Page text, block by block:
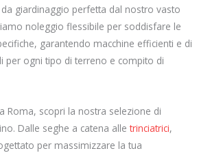
da giardinaggio perfetta dal nostro vasto
noleggio flessibile per soddisfare le
garantendo macchine efficienti e di
per ogni tipo di terreno e compito di
Roma, scopri la nostra selezione di
Dalle seghe a catena alletrinciatrici,
per massimizzare la tua